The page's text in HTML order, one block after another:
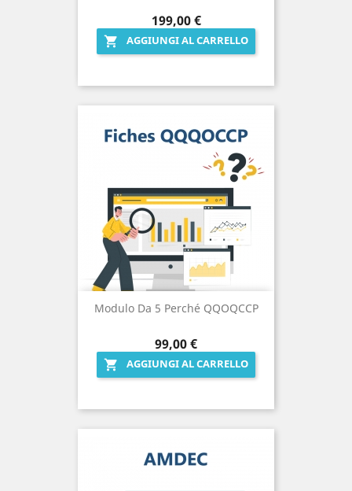
Prezzo
199,00 €
 AGGIUNGI AL CARRELLO
Modulo Da 5 Perché QQOQCCP
Prezzo
99,00 €
 AGGIUNGI AL CARRELLO